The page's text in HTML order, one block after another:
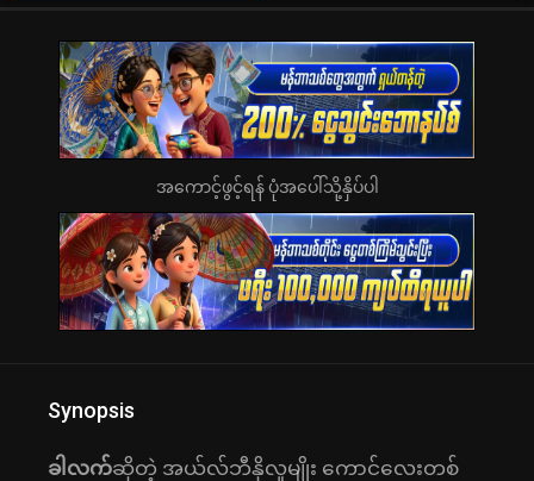
အကောင့်ဖွင့်ရန် ပုံအပေါ်သို့နှိပ်ပါ
Synopsis
ခါလက်ဆိုတဲ့ အယ်လ်ဘီနိုလူမျိုး ကောင်လေးတစ်